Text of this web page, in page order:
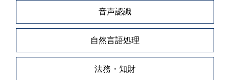
音声認識
自然言語処理
法務・知財